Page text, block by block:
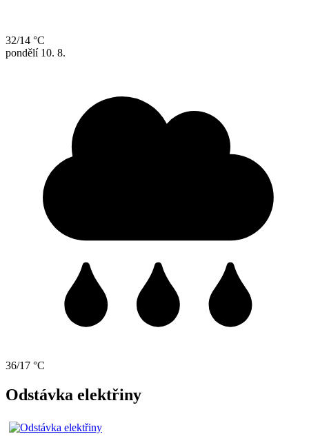
32/14 °C
pondělí 10. 8.
36/17 °C
Odstávka elektřiny